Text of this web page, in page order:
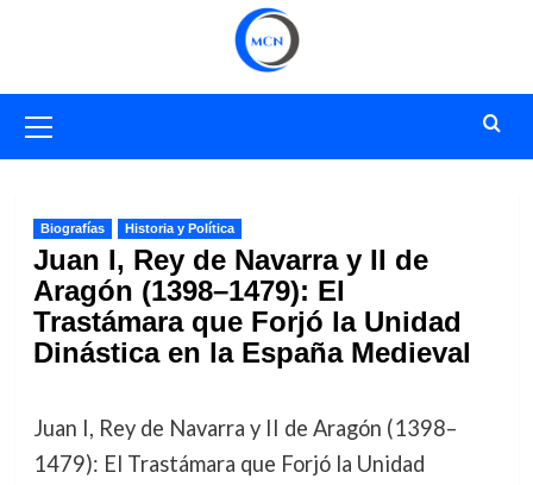
primario
Biografías Historia y Política
Juan I, Rey de Navarra y II de
Aragón (1398–1479): El
Trastámara que Forjó la Unidad
Dinástica en la España Medieval
Juan I, Rey de Navarra y II de Aragón (1398–
1479): El Trastámara que Forjó la Unidad